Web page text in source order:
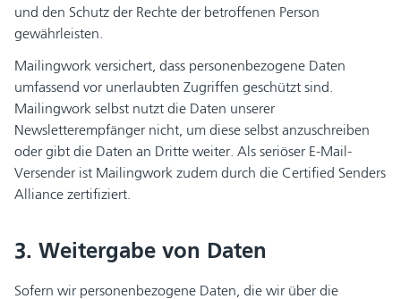
und den Schutz der Rechte der betroffenen Person
gewährleisten.
Mailingwork versichert, dass personenbezogene Daten
umfassend vor unerlaubten Zugriffen geschützt sind.
Mailingwork selbst nutzt die Daten unserer
Newsletterempfänger nicht, um diese selbst anzuschreiben
oder gibt die Daten an Dritte weiter. Als seriöser E-Mail-
Versender ist Mailingwork zudem durch die Certified Senders
Alliance zertifiziert.
3. Weitergabe von Daten
Sofern wir personenbezogene Daten, die wir über die